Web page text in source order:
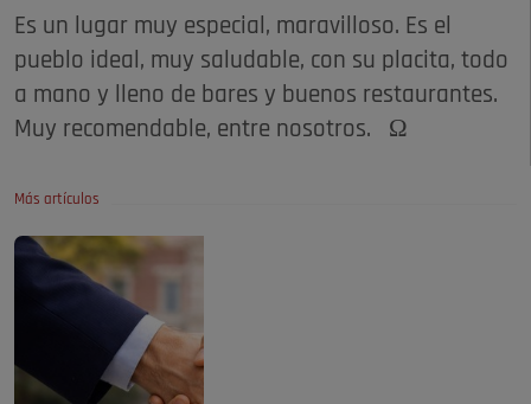
Es un lugar muy especial, maravilloso. Es el
pueblo ideal, muy saludable, con su placita, todo
a mano y lleno de bares y buenos restaurantes.
Muy recomendable, entre nosotros. Ω
Más artículos